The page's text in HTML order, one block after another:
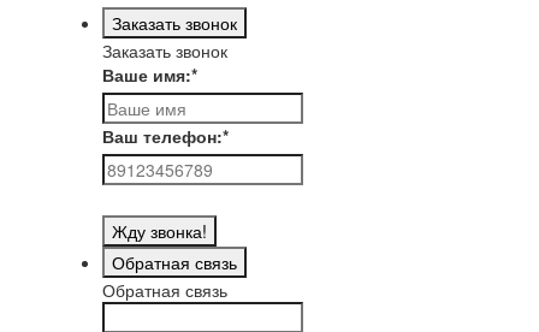
Заказать звонок
Заказать звонок
Ваше имя:*
Ваш телефон:*
Жду звонка!
Обратная связь
Обратная связь